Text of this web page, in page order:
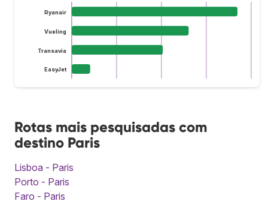
Ryanair
Vueling
Transavia
EasyJet
Rotas mais pesquisadas com
destino Paris
Lisboa - Paris
Porto - Paris
Faro - Paris